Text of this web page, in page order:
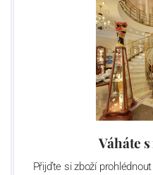
Váháte
Přijďte si zboží